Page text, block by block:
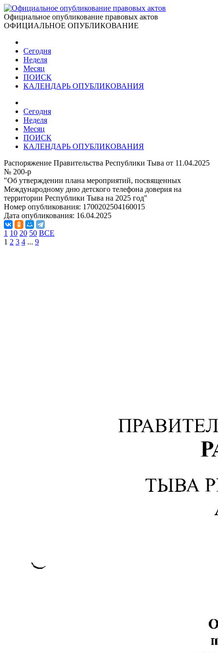
Официальное опубликование правовых актов
ОФИЦИАЛЬНОЕ ОПУБЛИКОВАНИЕ
Сегодня
Неделя
Месяц
ПОИСК
КАЛЕНДАРЬ ОПУБЛИКОВАНИЯ
Сегодня
Неделя
Месяц
ПОИСК
КАЛЕНДАРЬ ОПУБЛИКОВАНИЯ
Распоряжение Правительства Республики Тыва от 11.04.2025
№ 200-р
"Об утверждении плана мероприятий, посвященных
Международному дню детского телефона доверия на
территории Республики Тыва на 2025 год"
Номер опубликования: 1700202504160015
Дата опубликования: 16.04.2025
1 10 20 50 ВСЕ
1 2 3 4 ... 9